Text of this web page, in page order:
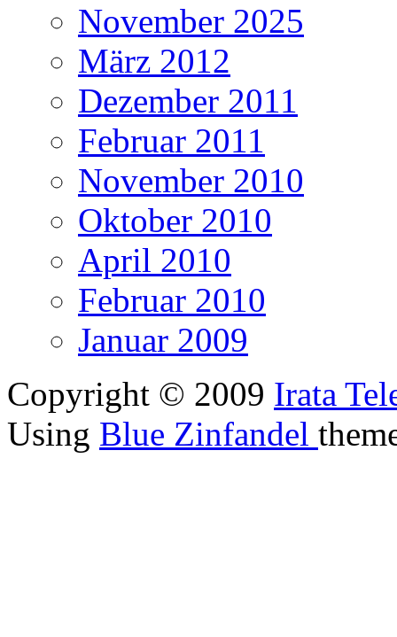
November 2025
März 2012
Dezember 2011
Februar 2011
November 2010
Oktober 2010
April 2010
Februar 2010
Januar 2009
Copyright © 2009 Irata
Using Blue Zinfandel